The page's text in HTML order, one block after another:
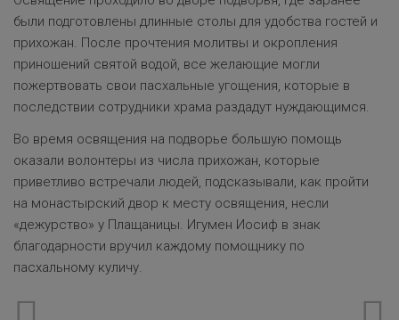
были подготовлены длинные столы для удобства гостей и
прихожан. После прочтения молитвы и окропления
приношений святой водой, все желающие могли
пожертвовать свои пасхальные угощения, которые в
последствии сотрудники храма раздадут нуждающимся.
Во время освящения на подворье большую помощь
оказали волонтеры из числа прихожан, которые
приветливо встречали людей, подсказывали, как пройти
на монастырский двор к месту освящения, несли
«дежурство» у Плащаницы. Игумен Иосиф в знак
благодарности вручил каждому помощнику по
пасхальному куличу.